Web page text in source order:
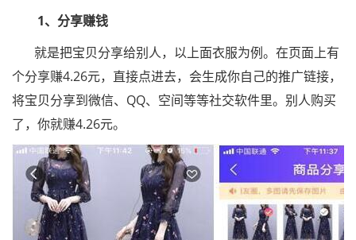
1、分享赚钱
就是把宝贝分享给别人，以上面衣服为例。在页面上有
个分享赚4.26元，直接点进去，会生成你自己的推广链接，
将宝贝分享到微信、QQ、空间等等社交软件里。别人购买
了，你就赚4.26元。